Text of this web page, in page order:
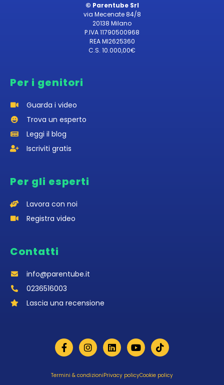
© Parentube Srl
via Mecenate 84/8
20138 Milano
P.IVA 11790500968
REA MI2625360
C.S. 10.000,00€
Per i genitori
Guarda i video
Trova un esperto
Leggi il blog
Iscriviti gratis
Per gli esperti
Lavora con noi
Registra video
Contatti
info@parentube.it
0236516003‬
Lascia una recensione
Termini & condizioniPrivacy policyCookie policy